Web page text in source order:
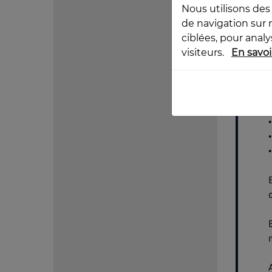
Nous utilisons
de navigation sur
ciblées, pour
visiteurs.
En